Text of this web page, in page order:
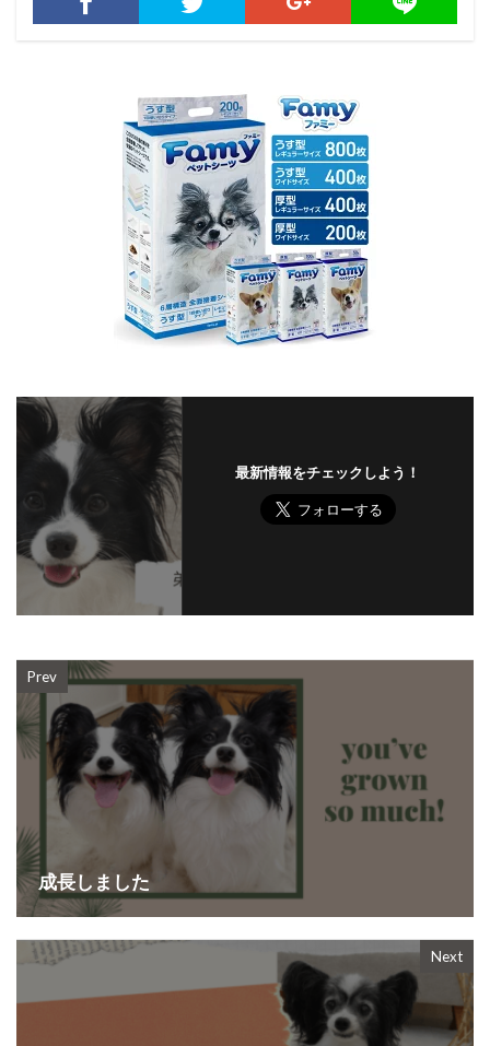
最新情報をチェックしよう！
Prev
成長しました
Next